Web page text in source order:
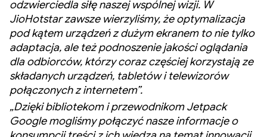
odzwierciedla siłę naszej wspólnej wizji. W
JioHotstar zawsze wierzyliśmy, że optymalizacja
pod kątem urządzeń z dużym ekranem to nie tylko
adaptacja, ale też podnoszenie jakości oglądania
dla odbiorców, którzy coraz częściej korzystają ze
składanych urządzeń, tabletów i telewizorów
połączonych z internetem”.
„Dzięki bibliotekom i przewodnikom Jetpack
Google mogliśmy połączyć nasze informacje o